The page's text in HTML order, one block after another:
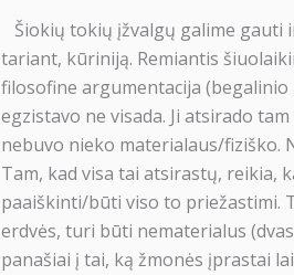
Šiokių tokių įžvalgų galime gauti
tariant, kūriniją. Remiantis
filosofine argumentacija
egzistavo ne visada. Ji atsirado
nebuvo nieko materialaus/fiziško.
Tam, kad visa tai atsirastų, reikia,
paaiškinti/būti viso to priežastimi.
erdvės, turi būti nematerialus
panašiai į tai, ką žmonės įprastai